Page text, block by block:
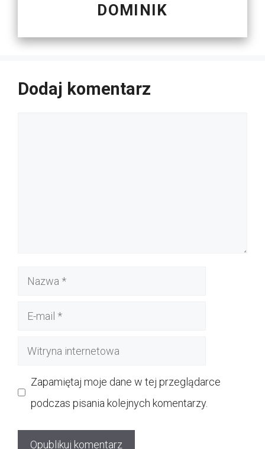
DOMINIK
Dodaj komentarz
Nazwa
Witryna
Zapamiętaj moje dane w tej przeglądarce
podczas pisania kolejnych komentarzy.